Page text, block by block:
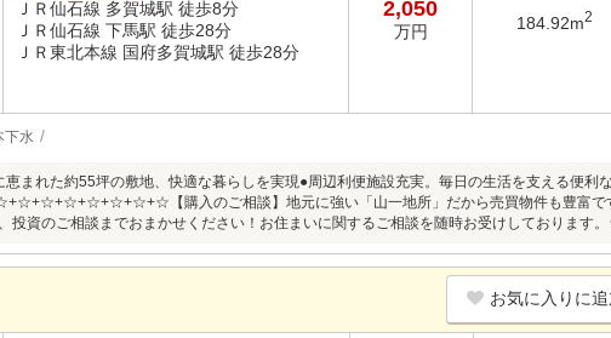
ＪＲ仙石線 多賀城駅 徒歩8分
ＪＲ仙石線 下馬駅 徒歩28分
ＪＲ東北本線 国府多賀城駅 徒歩28分
2,050
万円 184.92m2
下水
恵まれた約55坪の敷地、快適な暮らしを実現●周辺利便施設充実。毎日の生活を支える便利
【購入のご相談】地元に強い「山一地所」だから売買物件も豊富です
、投資のご相談までおまかせください！お住まいに関するご相談を随時お受けしてお
お気に入りに追